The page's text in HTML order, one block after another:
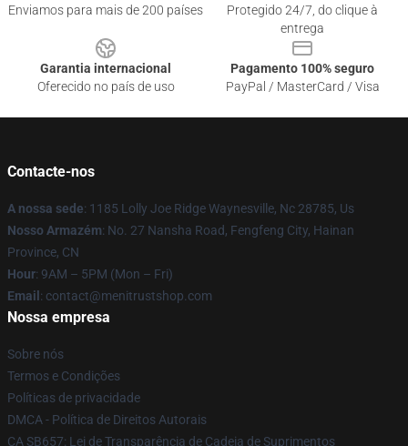
Enviamos para mais de 200 países
Protegido 24/7, do clique à
entrega
Garantia internacional
Oferecido no país de uso
Pagamento 100% seguro
PayPal / MasterCard / Visa
Contacte-nos
A nossa sede: 1185 Lolly Joe Ridge Waynesville, Nc 28785, Us
Nosso Armazém: No. 27 Nansha Road, Fengfeng City, Hainan
Province, CN
Hour: 9AM – 5PM (Mon – Fri)
Email : contact@menitrustshop.com
Nossa empresa
Sobre nós
Termos e Condições
Políticas de privacidade
DMCA - Política de Direitos Autorais
CA SB657: Lei de Transparência de Cadeia de Suprimentos